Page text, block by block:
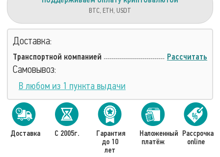
BTC, ETH, USDT
Доставка:
Транспортной компанией Рассчитать
Самовывоз:
В любом из 1 пункта выдачи
Доставка С 2005г.
Гарантия
до 10
лет
Наложенный
платёж
Рассрочка
online